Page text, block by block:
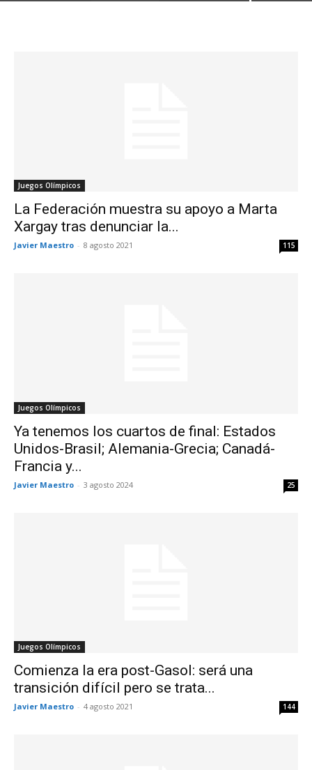
Juegos Olímpicos
La Federación muestra su apoyo a Marta
Xargay tras denunciar la...
Javier Maestro - 8 agosto 2021 115
Juegos Olímpicos
Ya tenemos los cuartos de final: Estados
Unidos-Brasil; Alemania-Grecia; Canadá-
Francia y...
Javier Maestro - 3 agosto 2024 25
Juegos Olímpicos
Comienza la era post-Gasol: será una
transición difícil pero se trata...
Javier Maestro - 4 agosto 2021 144